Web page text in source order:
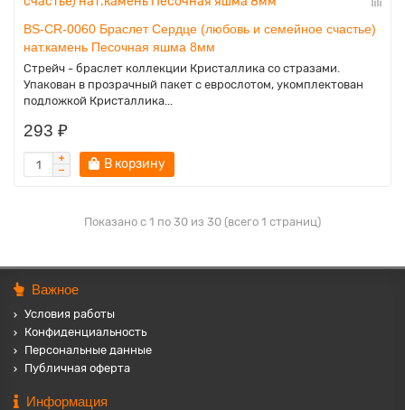
BS-CR-0060 Браслет Сердце (любовь и семейное счастье)
нат.камень Песочная яшма 8мм
Стрейч - браслет коллекции Кристаллика со стразами.
Упакован в прозрачный пакет с еврослотом, укомплектован
подложкой Кристаллика...
293 ₽
В корзину
Показано с 1 по 30 из 30 (всего 1 страниц)
Важное
Условия работы
Конфиденциальность
Персональные данные
Публичная оферта
Информация